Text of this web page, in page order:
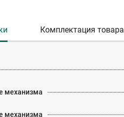
Комплектация товара
механизма
механизма